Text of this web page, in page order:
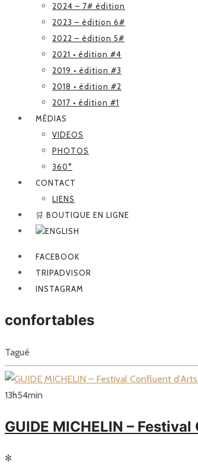
2024 – 7# édition
2023 – édition 6#
2022 – édition 5#
2021 • édition #4
2019 • édition #3
2018 • édition #2
2017 • édition #1
MÉDIAS
VIDEOS
PHOTOS
360°
CONTACT
LIENS
🛒 BOUTIQUE EN LIGNE
FACEBOOK
TRIPADVISOR
INSTAGRAM
confortables
Tagué
13h54min
GUIDE MICHELIN –
✻